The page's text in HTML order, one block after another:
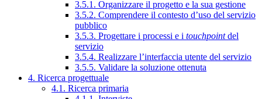
3.5.1. Organizzare il progetto e la sua gestione
3.5.2. Comprendere il contesto d’uso del servizio
pubblico
3.5.3. Progettare i processi e i touchpointdel
servizio
3.5.4. Realizzare l’interfaccia utente del servizio
3.5.5. Validare la soluzione ottenuta
4. Ricerca progettuale
4.1. Ricerca primaria